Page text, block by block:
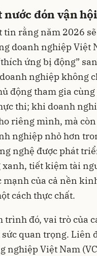
nước đón vận
tin rằng năm 2026
doanh nghiệp Việt
ứng bị động”
nghiệp không
động tham gia
thi; khi doanh
riêng mình, mà
nghiệp nhỏ hơn
nghệ được phát
xanh, tiết kiệm tài
mạnh của cả nền
cách thực chất.
trình đó, vai trò của
quan trọng. Liên
nghiệp Việt Nam